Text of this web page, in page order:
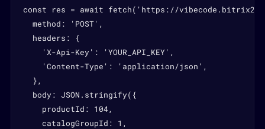
const res = await fetch('https://
  method: 'POST',
  headers: {
    'X-Api-Key': 'YOUR_API_KEY',
    'Content-Type': 'application/json',
  },
  body: JSON.stringify({
    productId: 104,
    catalogGroupId: 1,